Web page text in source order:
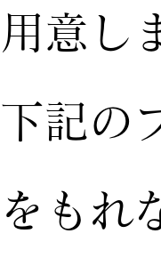
用意し
下記の
をもれ